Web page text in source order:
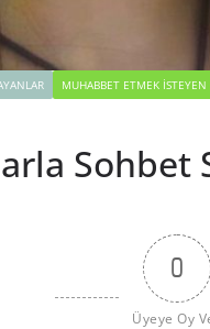
MUHABBET ETMEK İSTEYEN
Sohbet
0
Üyeye Oy